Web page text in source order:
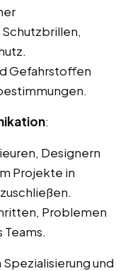
Schutzbrillen,
Gefahrstoffen
:
Designern
Projekte in
Problemen
Teams.
und